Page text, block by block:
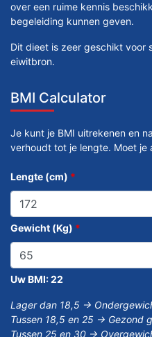
over een ruime kennis
begeleiding kunnen geven.
Dit dieet is zeer geschikt voor
eiwitbron.
BMI Calculator
Je kunt je BMI uitrekenen en
verhoudt tot je lengte. Moet je
Lengte (cm) *
Gewicht (Kg) *
Uw BMI:22
Lager dan 18,5 ->
Tussen 18,5 en 25 -> Gezond
Tussen 25 en 30 ->